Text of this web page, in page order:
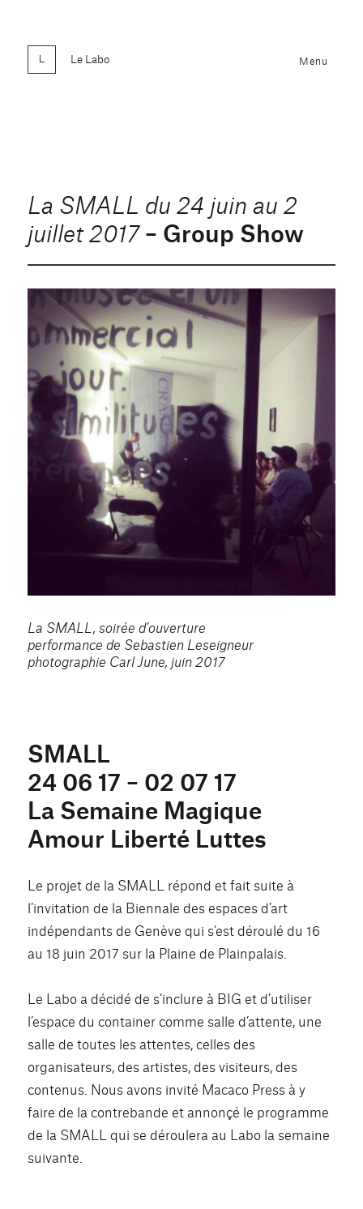
Le Labo Menu
La SMALL du 24 juin au 2
juillet 2017– Group Show
La SMALL, soirée d’ouverture
performance de Sebastien Leseigneur
photographie Carl June, juin 2017
SMALL
24 06 17 – 02 07 17
La Semaine Magique
Amour Liberté Luttes
Le projet de la SMALL répond et fait suite à
l’invitation de la Biennale des espaces d’art
indépendants de Genève qui s’est déroulé du 16
au 18 juin 2017 sur la Plaine de Plainpalais.
Le Labo a décidé de s’inclure à BIG et d’utiliser
l’espace du container comme salle d’attente, une
salle de toutes les attentes, celles des
organisateurs, des artistes, des visiteurs, des
contenus. Nous avons invité Macaco Press à y
faire de la contrebande et annonçé le programme
de la SMALL qui se déroulera au Labo la semaine
suivante.